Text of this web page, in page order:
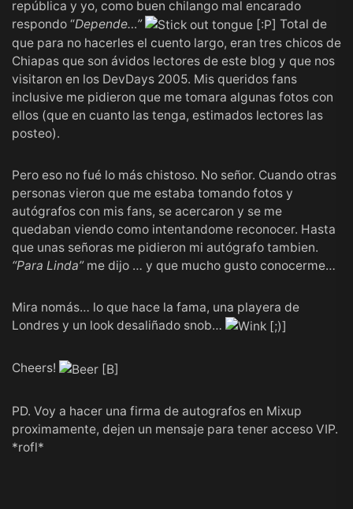
república y yo, como buen chilango mal encarado
respondo “Depende…”
Total de
que para no hacerles el cuento largo, eran tres chicos de
Chiapas que son ávidos lectores de este blog y que nos
visitaron en los DevDays 2005. Mis queridos fans
inclusive me pidieron que me tomara algunas fotos con
ellos (que en cuanto las tenga, estimados lectores las
posteo).
Pero eso no fué lo más chistoso. No señor. Cuando otras
personas vieron que me estaba tomando fotos y
autógrafos con mis fans, se acercaron y se me
quedaban viendo como intentandome reconocer. Hasta
que unas señoras me pidieron mi autógrafo tambien.
“Para Linda”me dijo … y que mucho gusto conocerme…
Mira nomás… lo que hace la fama, una playera de
Londres y un look desaliñado snob…
Cheers!
PD. Voy a hacer una firma de autografos en Mixup
proximamente, dejen un mensaje para tener acceso VIP.
*rofl*